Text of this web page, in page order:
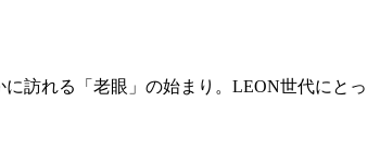
訪れる「老眼」の始まり。LEON世代にとっ